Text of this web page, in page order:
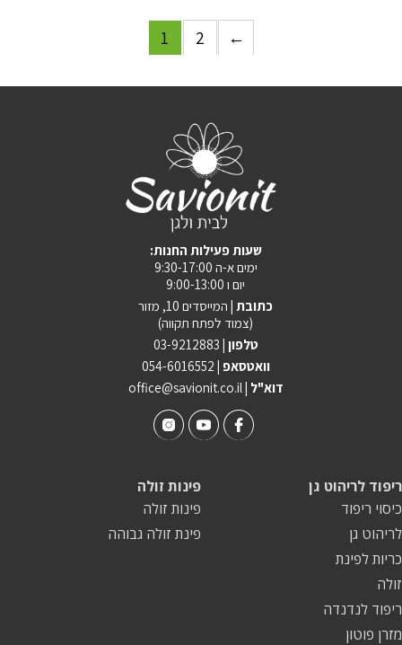
1 2 ←
:שעות פעילות החנות
ימים א-ה 9:30-17:00
יום ו 9:00-13:00
כתובת | המייסדים 10, מזור
(צמוד לפתח תקווה)
טלפון | 03-9212883
וואטסאפ | 054-6016552
office@savionit.co.il | דוא"ל
פינות זולה
פינות זולה
פינת זולה גבוהה
ריפוד לריהוט גן
כיסוי ריפוד
לריהוט גן
כריות לפינת
זולה
ריפוד לנדנדה
מזרן פוטון